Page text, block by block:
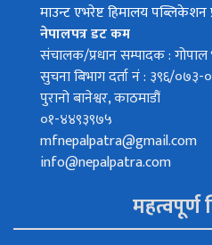
माउन्ट एभरेष्ट हिमालय पब्लिकेशन
नेपालपत्र डट कम
संचालक/प्रधान सम्पादक : गोपाल
सुचना बिभाग दर्ता नं : ३९६/०७३-
पुरानो बानेश्वर, काठमाडौं
०१-४४९३९७५
mfnepalpatra@gmail.com
info@nepalpatra.com